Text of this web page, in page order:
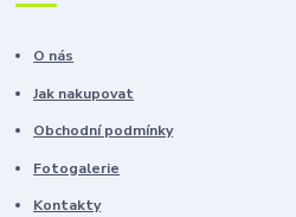
O nás
Jak nakupovat
Obchodní podmínky
Fotogalerie
Kontakty